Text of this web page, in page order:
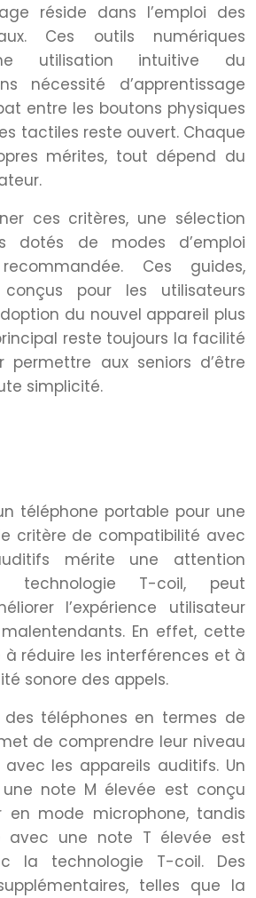
réside dans l’emploi des
Ces outils numériques
utilisation intuitive du
nécessité d’apprentissage
entre les boutons physiques
tactiles reste ouvert. Chaque
mérites, tout dépend du
ces critères, une sélection
dotés de modes d’emploi
Ces guides,
conçus pour les utilisateurs
du nouvel appareil plus
reste toujours la facilité
permettre aux seniors d’être
simplicité.
téléphone portable pour une
critère de compatibilité avec
mérite une attention
technologie T-coil, peut
l’expérience utilisateur
En effet, cette
réduire les interférences et à
sonore des appels.
téléphones en termes de
de comprendre leur niveau
les appareils auditifs. Un
note M élevée est conçu
en mode microphone, tandis
avec une note T élevée est
la technologie T-coil. Des
telles que la